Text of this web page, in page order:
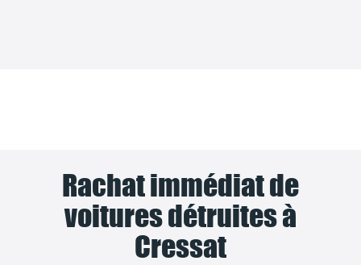
Rachat immédiat de
voitures détruites à
Cressat